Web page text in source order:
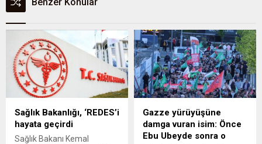
Sağlık Bakanlığı, ‘REDES’i
hayata geçirdi
Sağlık Bakanı Kemal
Gazze yürüyüşüne
damga vuran isim: Önce
Ebu Ubeyde sonra o